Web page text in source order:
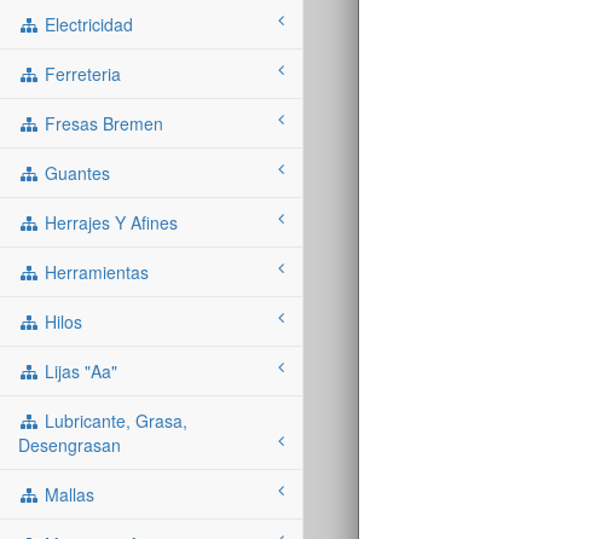
Electricidad
Ferreteria
Fresas Bremen
Guantes
Herrajes Y Afines
Herramientas
Hilos
Lijas "aa"
Lubricante, Grasa,
Desengrasan
Mallas